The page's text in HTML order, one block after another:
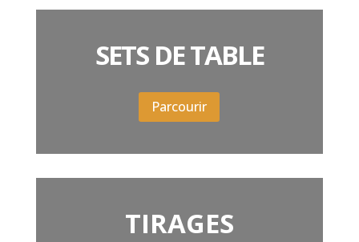
SETS DE TABLE
Parcourir
TIRAGES